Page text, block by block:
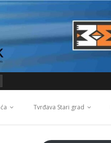
Tvrđava Stari grad